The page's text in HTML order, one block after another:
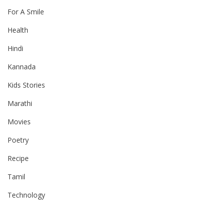
For A Smile
Health
Hindi
Kannada
Kids Stories
Marathi
Movies
Poetry
Recipe
Tamil
Technology